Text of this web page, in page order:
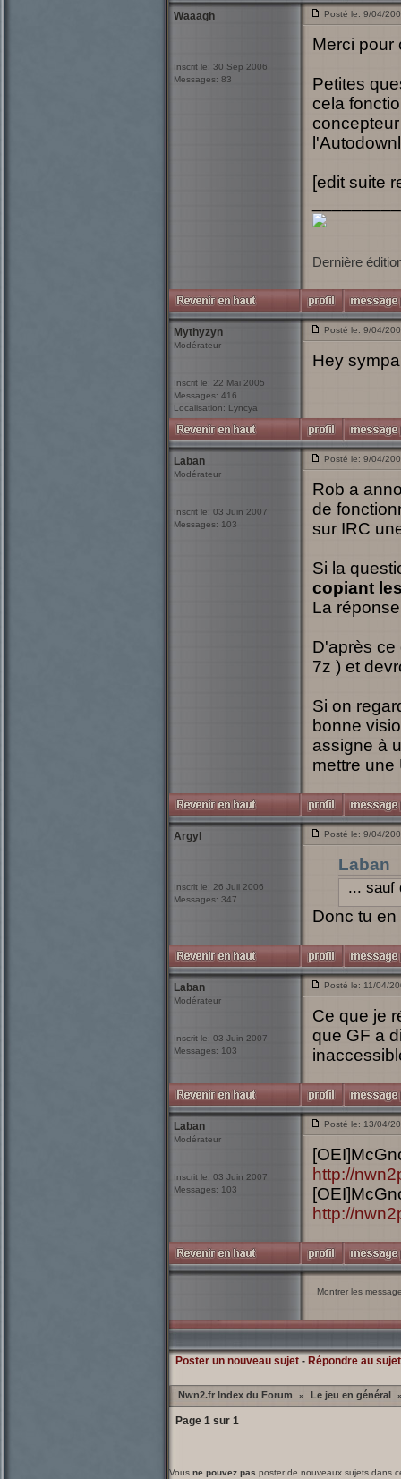
Waaagh
Inscrit le: 30 Sep 2006
Messages: 83
Posté le: 9/04/
Merci pour
Petites
cela
[edit suite
Dernière
Mythyzyn
Modérateur
Inscrit le: 22 Mai 2005
Messages: 416
Localisation: Lyncya
Posté le: 9/04/
Hey
Laban
Modérateur
Inscrit le: 03 Juin 2007
Messages: 103
Posté le: 9/04/
Rob a
de
sur IRC
Si la
copiant
La
D'après ce
7z ) et
Si on
bonne
assigne à
mettre une
Argyl
Inscrit le: 26 Juil 2006
Messages: 347
Posté le: 9/04/
Laban
... sauf
Donc tu
Laban
Modérateur
Inscrit le: 03 Juin 2007
Messages: 103
Posté le: 11/04/
Ce que je
que GF a
Laban
Modérateur
Inscrit le: 03 Juin 2007
Messages: 103
Posté le: 13/04/
http://
http://
Montrer les
Poster un nouveau sujet- Répondre au sujet
Nwn2.fr Index du Forum » Le jeu en général
Page 1sur 1
Vous ne pouvez pas poster de nouveaux sujets dans